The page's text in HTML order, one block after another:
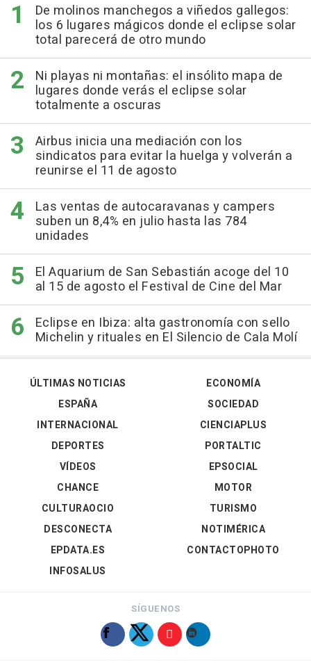
De molinos manchegos a viñedos gallegos:
los 6 lugares mágicos donde el eclipse solar
total parecerá de otro mundo
Ni playas ni montañas: el insólito mapa de
lugares donde verás el eclipse solar
totalmente a oscuras
Airbus inicia una mediación con los
sindicatos para evitar la huelga y volverán a
reunirse el 11 de agosto
Las ventas de autocaravanas y campers
suben un 8,4% en julio hasta las 784
unidades
El Aquarium de San Sebastián acoge del 10
al 15 de agosto el Festival de Cine del Mar
Eclipse en Ibiza: alta gastronomía con sello
Michelin y rituales en El Silencio de Cala Molí
ÚLTIMAS NOTICIAS
ESPAÑA
INTERNACIONAL
DEPORTES
VÍDEOS
ECONOMÍA
SOCIEDAD
CIENCIAPLUS
PORTALTIC
EPSOCIAL
CHANCE
CULTURAOCIO
DESCONECTA
EPDATA.ES
INFOSALUS
MOTOR
TURISMO
NOTIMÉRICA
CONTACTOPHOTO
SÍGUENOS